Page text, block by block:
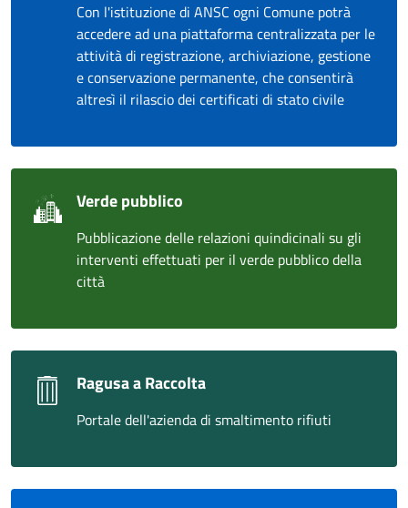
Con l'istituzione di ANSC ogni Comune potrà
accedere ad una piattaforma centralizzata per le
attività di registrazione, archiviazione, gestione
e conservazione permanente, che consentirà
altresì il rilascio dei certificati di stato civile
Verde pubblico
Pubblicazione delle relazioni quindicinali su gli
interventi effettuati per il verde pubblico della
città
Ragusa a Raccolta
Portale dell'azienda di smaltimento rifiuti